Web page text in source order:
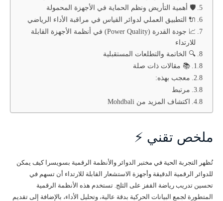
🛡️ أهمية التأريض ونظم الحماية في الأجهزة المحمولة
🔌 التطبيق العملي لدوائر القياس في مراقبة الأداء الرياضي
📈 جودة القدرة (Power Quality) في أنظمة الأجهزة القابلة
للارتداء
🔍 الخاتمة والتطلعات المستقبلية
📚 مقالات ذات صلة
معجب بهذه:
مرتبط
اكتشاف المزيد من Mohdbali
ملخص تقني ⚡
تُظهر التجربة الحية في مختبر الدوائر والأنظمة الرقمية بسويسرا كيف يمكن
للدوائر الرقمية الدقيقة وأجهزة الاستشعار القابلة للارتداء أن تسهم في
تحسين تدريب رياضة القفز على الثلج. تستخدم هذه الأنظمة الرقمية
المتطورة لجمع البيانات الحركية بدقة عالية، وتحليل الأداء، بالإضافة إلى تقديم